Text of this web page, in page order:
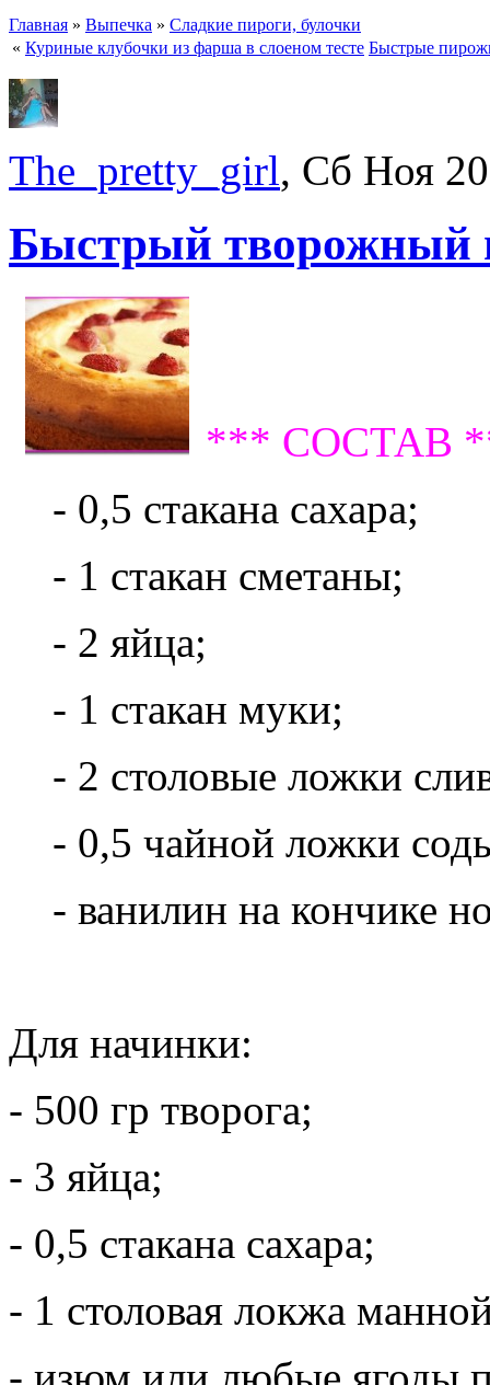
Главная » Выпечка » Сладкие пироги, булочки
« Куриные клубочки из фарша в слоеном тесте Быстрые
The_pretty_girl, Сб Ноя
Быстрый творожный
*** СОСТАВ
- 0,5 стакана сахара;
- 1 стакан сметаны;
- 2 яйца;
- 1 стакан муки;
- 2 столовые ложки
- 0,5 чайной ложки
- ванилин на кончике
Для начинки:
- 500 гр творога;
- 3 яйца;
- 0,5 стакана сахара;
- 1 столовая локжа